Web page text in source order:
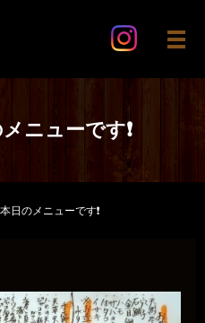
メ
ニューです❗️
日のメニューです❗️